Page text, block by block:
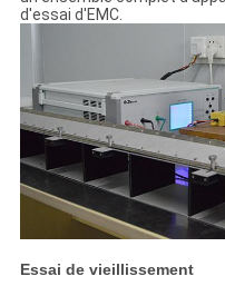
d'essai d'EMC.
Essai de vieillissement